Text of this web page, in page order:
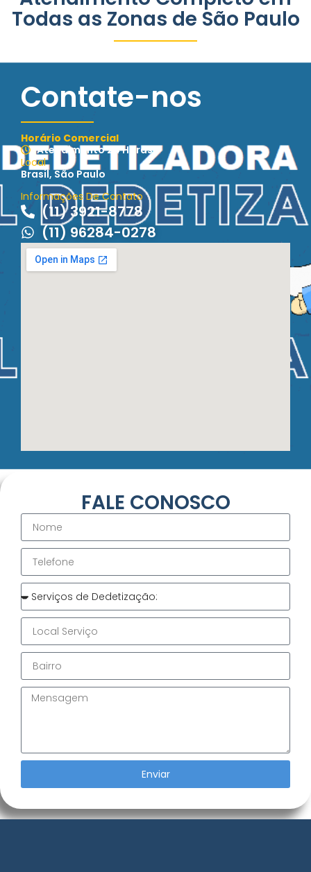
Todas as Zonas de São Paulo
Contate-nos
Horário Comercial
Atendimento 24 Horas
Local
Brasil, São Paulo
Informações De Contato
(11) 3921-8778
(11) 96284-0278
FALE CONOSCO
Enviar